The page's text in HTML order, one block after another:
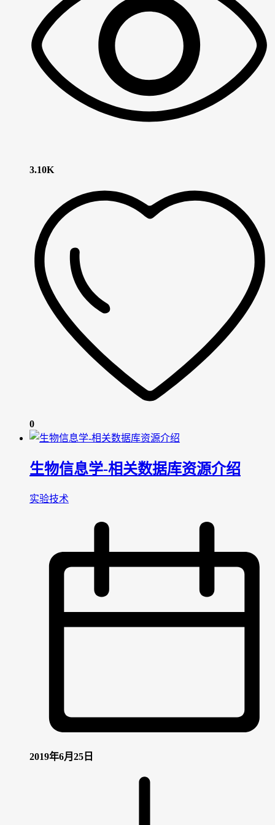
3.10K
0
生物信息学-相关数据库资源介绍
实验技术
2019年6月25日